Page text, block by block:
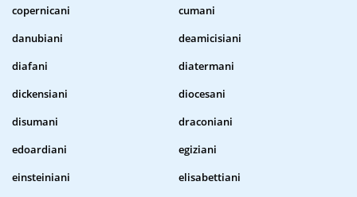
copernicani
cumani
danubiani
deamicisiani
diafani
diatermani
dickensiani
diocesani
disumani
draconiani
edoardiani
egiziani
einsteiniani
elisabettiani